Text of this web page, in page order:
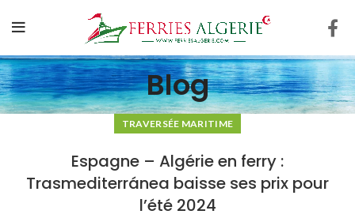
Blog
TRAVERSÉE MARITIME
Espagne – Algérie en ferry :
Trasmediterránea baisse ses prix pour
l’été 2024